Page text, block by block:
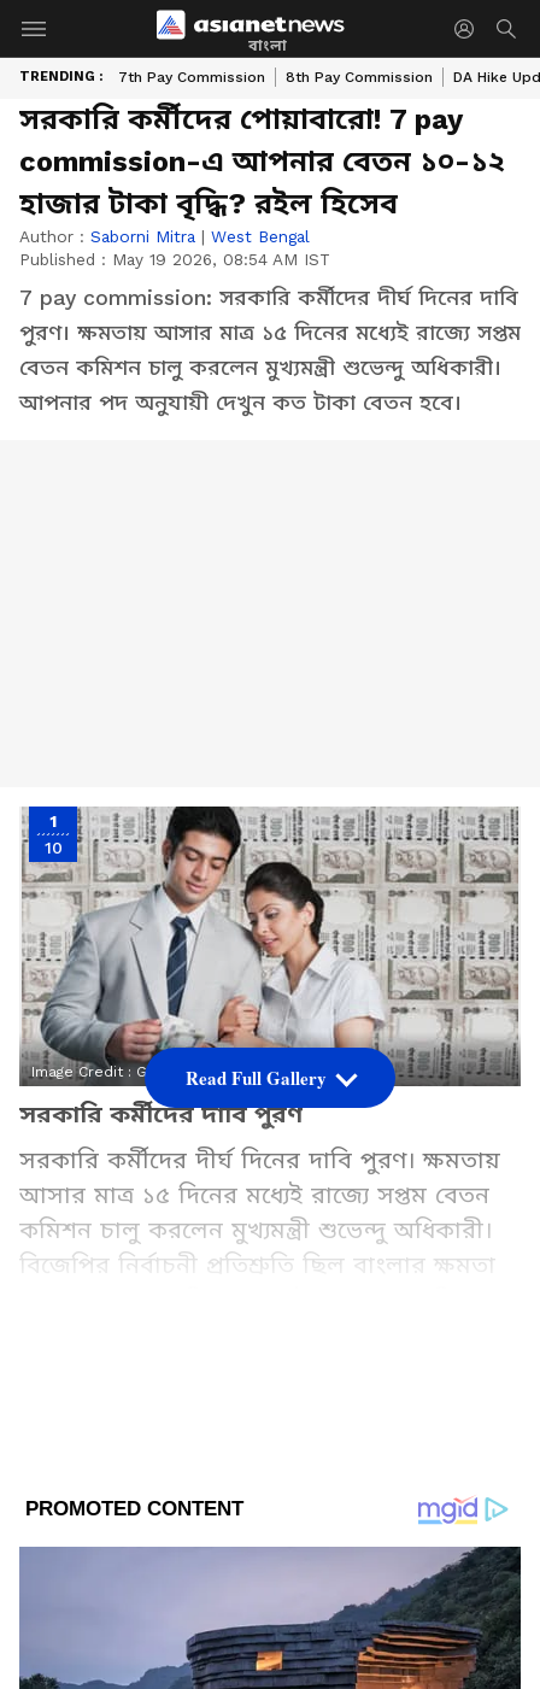
বাংলা
TRENDING : 7th Pay Commission 8th Pay Commission DA Hike
সরকারি কর্মীদের পোয়াবারো! 7 pay
commission-এ আপনার বেতন ১০-১২
হাজার টাকা বৃদ্ধি? রইল হিসেব
Author : Saborni Mitra | West Bengal
Published : May 19 2026, 08:54 AM IST
7 pay commission: সরকারি কর্মীদের দীর্ঘ দিনের দাবি
পুরণ। ক্ষমতায় আসার মাত্র ১৫ দিনের মধ্যেই রাজ্যে সপ্তম
বেতন কমিশন চালু করলেন মুখ্যমন্ত্রী শুভেন্দু অধিকারী।
আপনার পদ অনুযায়ী দেখুন কত টাকা বেতন হবে।
1
10
Image Credit : Getty
সরকারি কর্মীদের দাবি পুরণ
সরকারি কর্মীদের দীর্ঘ দিনের দাবি পুরণ। ক্ষমতায়
আসার মাত্র ১৫ দিনের মধ্যেই রাজ্যে সপ্তম বেতন
কমিশন চালু করলেন মুখ্যমন্ত্রী শুভেন্দু অধিকারী।
বিজেপির নির্বাচনী প্রতিশ্রুতি ছিল বাংলার ক্ষমতা
10
Read Full Gallery